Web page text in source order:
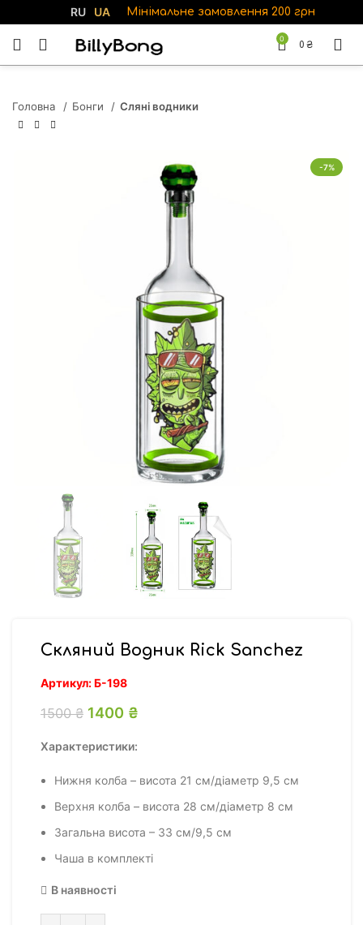
RU UA Мінімальне замовлення 200 грн
0
0 ₴
Головна Бонги Сляні водники
-7%
Скляний Водник Rick Sanchez
Артикул:Б-198
1500₴ Оригінальна ціна: 1500 ₴.
1400 ₴
Характеристики:
Нижня колба – висота 21 см/діаметр 9,5 см
Верхня колба – висота 28 см/діаметр 8 см
Загальна висота – 33 см/9,5 см
Чаша в комплекті
В наявності